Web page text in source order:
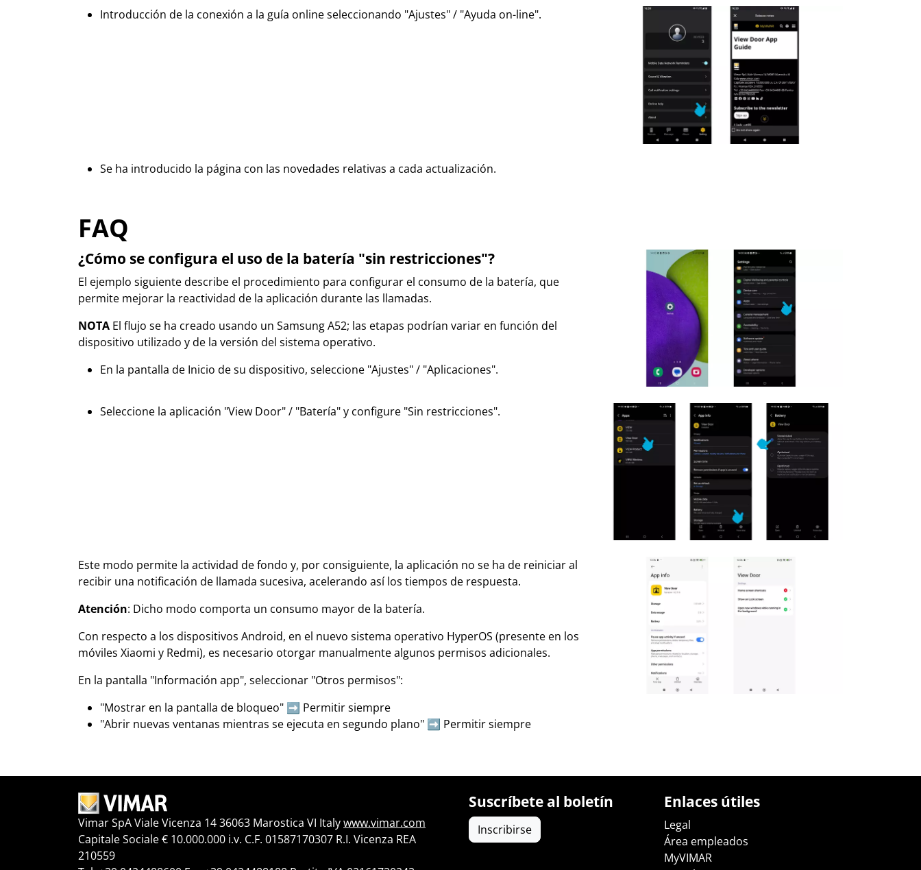
Introducción de la conexión a la guía online seleccionando "Ajustes" / "Ayuda on-line".
Se ha introducido la página con las novedades relativas a cada actualización.
FAQ
¿Cómo se configura el uso de la batería "sin restricciones"?
El ejemplo siguiente describe el procedimiento para configurar el consumo de la batería, que
permite mejorar la reactividad de la aplicación durante las llamadas.
NOTA El flujo se ha creado usando un Samsung A52; las etapas podrían variar en función del
dispositivo utilizado y de la versión del sistema operativo.
En la pantalla de Inicio de su dispositivo, seleccione "Ajustes" / "Aplicaciones".
Seleccione la aplicación "View Door" / "Batería" y configure "Sin restricciones".
Este modo permite la actividad de fondo y, por consiguiente, la aplicación no se ha de reiniciar al
recibir una notificación de llamada sucesiva, acelerando así los tiempos de respuesta.
Atención: Dicho modo comporta un consumo mayor de la batería.
Con respecto a los dispositivos Android, en el nuevo sistema operativo HyperOS (presente en los
móviles Xiaomi y Redmi), es necesario otorgar manualmente algunos permisos adicionales.
En la pantalla "Información app", seleccionar "Otros permisos":
"Mostrar en la pantalla de bloqueo" ➡️ Permitir siempre
"Abrir nuevas ventanas mientras se ejecuta en segundo plano" ➡️ Permitir siempre
Vimar SpA Viale Vicenza 14 36063 Marostica VI Italywww.vimar.com
Capitale Sociale € 10.000.000 i.v. C.F. 01587170307 R.I. Vicenza REA
210559
Suscríbete al boletín
Inscribirse
Enlaces útiles
Legal
Área empleados
MyVIMAR